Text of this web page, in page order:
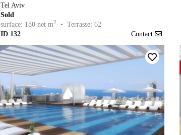
Tel Aviv
Sold
surface: 180 net m2
• Terrasse: 62
ID 132
Contact